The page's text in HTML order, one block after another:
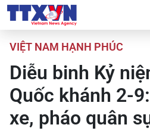
VIỆT NAM HẠNH PHÚC
Diễu binh Kỷ
Quốc khánh 2-
xe, pháo quân